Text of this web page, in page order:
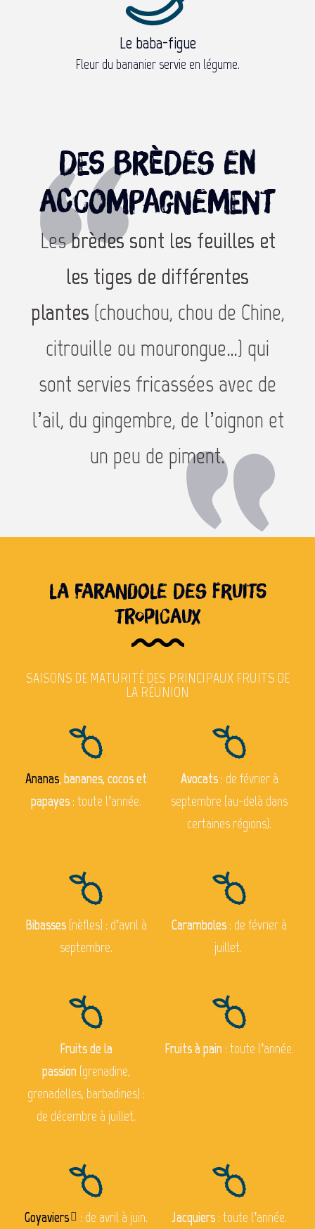
Le baba-figue
Fleur du bananier servie en légume.
Des brèdes en
accompagnement
Lesbrèdes sont les feuilles et
les tiges de différentes
plantes (chouchou, chou de Chine,
citrouille ou mourongue…) qui
sont servies fricassées avec de
l’ail, du gingembre, de l’oignon et
un peu de piment.
La farandole des fruits
tropicaux
SAISONS DE MATURITÉ DES PRINCIPAUX FRUITS DE
LA RÉUNION
Ananas, bananes, cocos et
papayes : toute l’année.
Avocats : de février à
septembre (au-delà dans
certaines régions).
Bibasses(nèfles) : d’avril à
septembre.
Caramboles : de février à
juillet.
Fruits de la
passion (grenadine,
grenadelles, barbadines) :
de décembre à juillet.
Fruits à pain : toute l’année.
Goyaviers : de avril à juin. Jacquiers : toute l’année.